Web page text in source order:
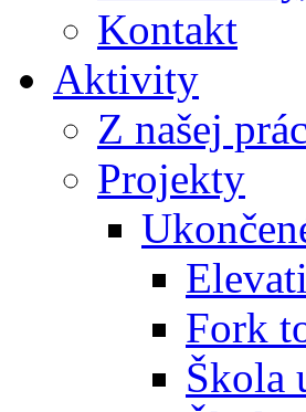
Kontakt
Aktivity
Z našej
Projekty
Fork
Škola